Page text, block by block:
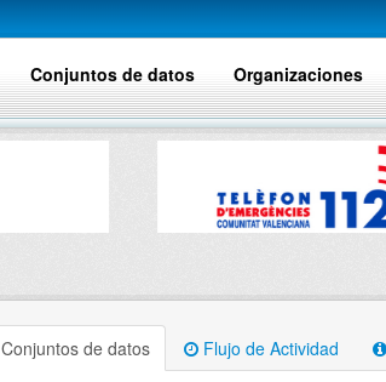
Conjuntos de datos Organizaciones
Conjuntos de datos Flujo de Actividad